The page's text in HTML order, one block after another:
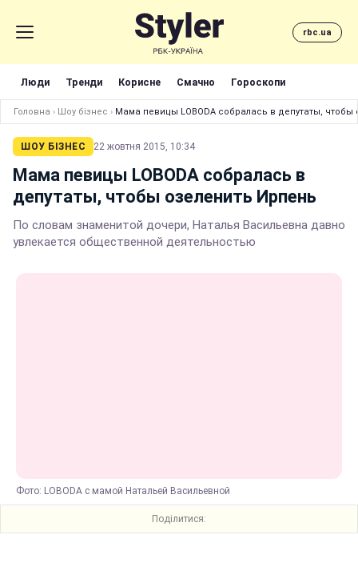
rbc.ua
Люди Тренди Корисне Смачно Гороскопи
Головна › Шоу бізнес › Мама певицы LOBODA собралась в депутаты, чтобы
ШОУ БІЗНЕС 22 жовтня 2015, 10:34
Мама певицы LOBODA собралась в
депутаты, чтобы озеленить Ирпень
По словам знаменитой дочери, Наталья Васильевна давно
увлекается общественной деятельностью
Фото: LOBODA с мамой Натальей Васильевной
Поділитися: